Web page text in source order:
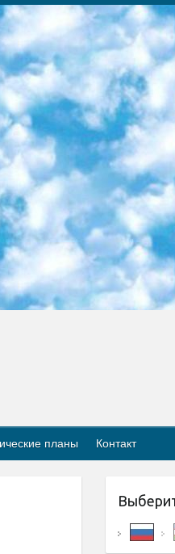
знания бесплатно. 1. «ИНТУИТ» Старейшая образовательная площадка Рунета. Здесь вы найдёте сотни текстовых и видеокурсов на десятки различных тем — от программирования до психологии. Многие курсы подготовлены российскими университетами и крупными международными компаниями вроде Intel и Microsoft. Самостоятельное обучение бесплатное, но желающие могут оплатить услуги персональных наставников. 2. «Смартия» знакомит с актуальными профессиями и подсказывает, как им обучаться. Выбрав заинтересовавшую вас специальность — SMM-специалист, фотограф, веб-дизайнер или другую, — увидите список необходимых для неё умений. Чтобы вы могли освоить их самостоятельно, для каждого умения площадка отображает подборку ссылок на учебные материалы. Хотя «Смартия» ориентируется на русскоязычную аудиторию, часть контента всё же доступна только на английском. 3. «Лекторий Физтеха» Проект Московского физико-технического института (Физтеха). С его помощью вы можете смотреть онлайн серии лекций, записанные на видео в этом вузе. В числе доступных предметов — физика, биология, химия, информационные технологии и другие. К некоторым лекциям администрация ресурса прилагает готовые конспекты, которые можно скачивать в PDF-формате. 4. ITMOcourses Онлайн-площадка Санкт-Петербургского национального исследовательского университета информационных технологий, механики и оптики (ИТМО). Ресурс предоставляет свободный доступ к курсам, разработанным в этом вузе. Каталог материалов разбит на четыре категории: «Оптические системы и технологии», «Приборостроение и робототехника», «Информационные технологии» и «Биотехнологии». Курсы состоят из видеолекций, интерактивных демонстраций и заданий. 5. «КиберЛенинка» Электронная научная библиотека открытого доступа. Каталог площадки регулярно обрастает текстами статей из различных научных изданий. Сгруппированные по журналам и рубрикам публикации можно читать онлайн или скачивать целиком в PDF-формате. Проект нацелен на популяризацию науки за счёт открытого доступа к качественной информации. 6. «ПостНаука» На этом ресурсе публикуют подборки видеолекций,
планы Контакт